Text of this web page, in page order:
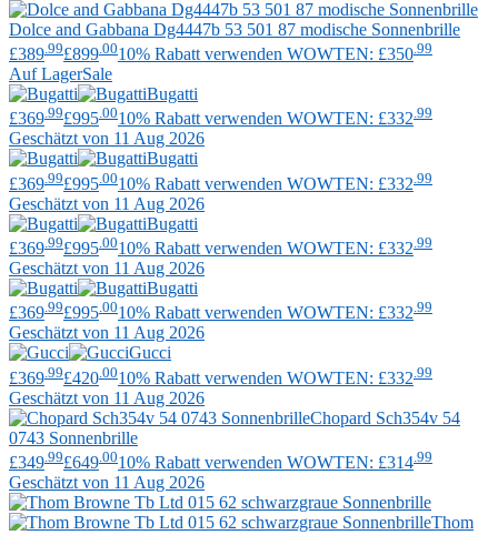
Dolce and Gabbana Dg4447b 53 501 87 modische Sonnenbrille
£389 .99£899 .0010% Rabatt verwenden WOWTEN: £350 .99
Auf LagerSale
Bugatti
£369.99£995.0010% Rabatt verwenden WOWTEN: £332.99
Geschätzt von 11 Aug 2026
Bugatti
£369 .99£995 .0010% Rabatt verwenden WOWTEN: £332 .99
Geschätzt von 11 Aug 2026
Bugatti
£369 .99£995 .0010% Rabatt verwenden WOWTEN: £332 .99
Geschätzt von 11 Aug 2026
Bugatti
£369.99£995.0010% Rabatt verwenden WOWTEN: £332.99
Geschätzt von 11 Aug 2026
Gucci
£369 .99£420 .0010% Rabatt verwenden WOWTEN: £332 .99
Geschätzt von 11 Aug 2026
Chopard Sch354v 54
0743 Sonnenbrille
£349 .99£649 .0010% Rabatt verwenden WOWTEN: £314 .99
Geschätzt von 11 Aug 2026
Thom